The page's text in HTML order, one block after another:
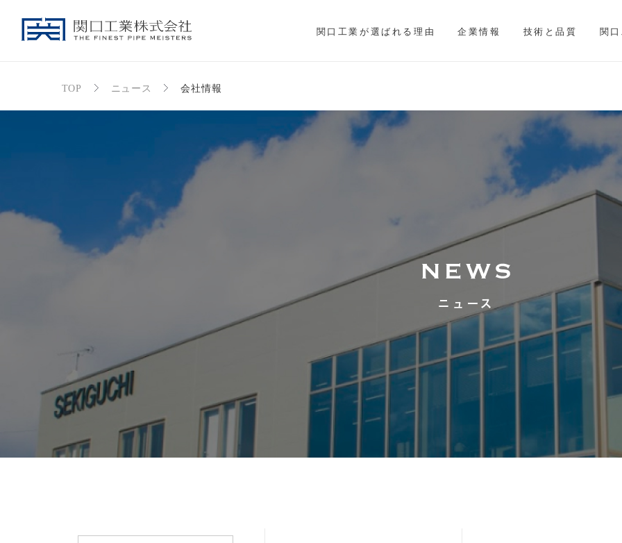
関口工業が選ばれる理由 企業情報 技術と品質 関
TOP ニュース 会社情報
ニュース